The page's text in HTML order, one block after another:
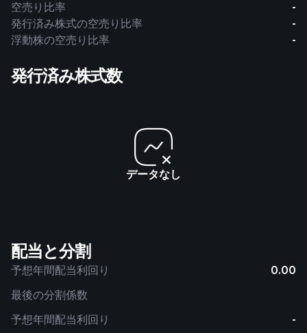
空売り比率
-
発行済み株式の空売り比率
-
浮動株の空売り比率
-
発行済み株式数
データなし
配当と分割
予想年間配当利回り 0.00
予想年間配当利回り -
最後の分割係数